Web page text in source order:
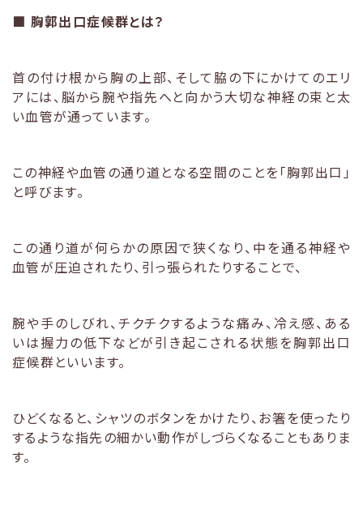
■ 胸郭出口症候群とは？
首の付け根から胸の上部、そして脇の下にかけてのエリ
アには、脳から腕や指先へと向かう大切な神経の束と太
い血管が通っています。
この神経や血管の通り道となる空間のことを「胸郭出口」
と呼びます。
この通り道が何らかの原因で狭くなり、中を通る神経や
血管が圧迫されたり、引っ張られたりすることで、
腕や手のしびれ、チクチクするような痛み、冷え感、ある
いは握力の低下などが引き起こされる状態を胸郭出口
症候群といいます。
ひどくなると、シャツのボタンをかけたり、お箸を使ったり
するような指先の細かい動作がしづらくなることもありま
す。